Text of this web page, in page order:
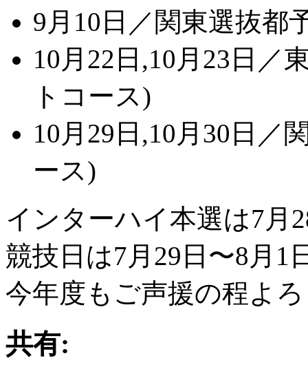
9月10日／関東選抜
10月22日,10月23日
トコース)
10月29日,10月30日
ース)
インターハイ本選は7月
競技日は7月29日〜8月1
今年度もご声援の程よ
共有: